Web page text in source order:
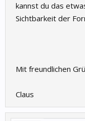
kannst du das
Sichtbarkeit der
Mit freundlichen
Claus